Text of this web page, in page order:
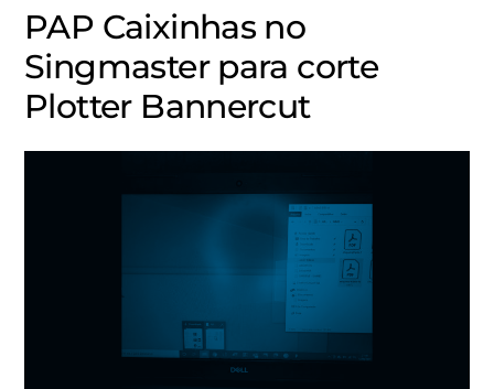
PAP Caixinhas no
Singmaster para corte
Plotter Bannercut